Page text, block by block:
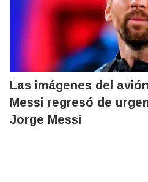
Las imágenes del
Messi regresó de
Jorge Messi